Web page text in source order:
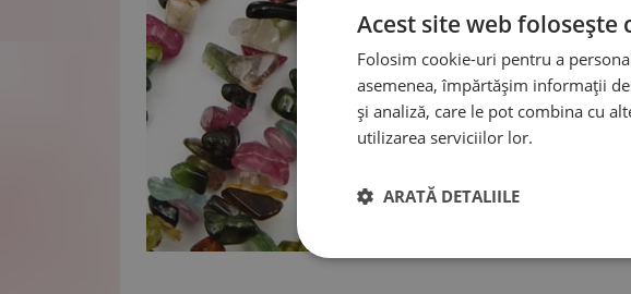
Acest site web folosește
Folosim cookie-uri pentru a
asemenea, împărtășim informații
și analiză, care le pot combina cu
utilizarea serviciilor lor.
ARATĂ DETALIILE